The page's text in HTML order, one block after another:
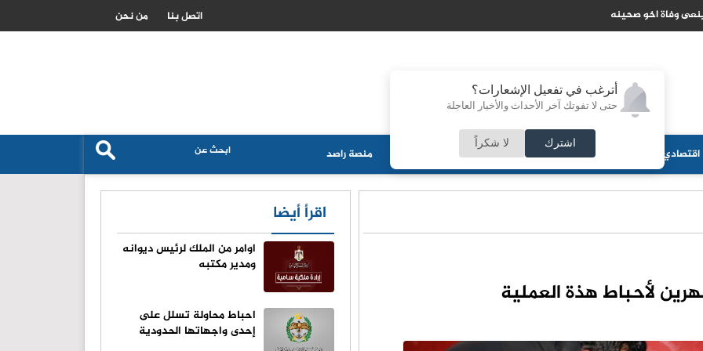
أترغب في تفعيل الإشعارات؟
حتى لا تفوتك آخر الأحداث والأخبار العاجلة
اشترك لا شكراً
اسرائيلي في جنوب لبنان واستهداف لجرافة الجيش ضغوط الاستهلاك والامن الغذائي تضع الاقتصاد الياباني امام تحديات
من نحن اتصل بنا
اقتصادي منوعات ثقافة مجلس الأمة منصة راصد
لأحباط هذة العملية
اقرأ أيضا
اوامر من الملك لرئيس ديوانه
ومدير مكتبه
احباط محاولة تسلل على
إحدى واجهاتها الحدودية